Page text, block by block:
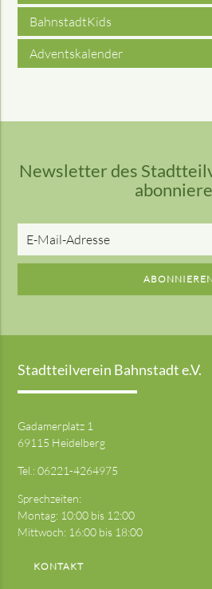
BahnstadtKids
Adventskalender
Newsletter des
Stadtteilverein Bahnstadt e.V.
Gadamerplatz 1
69115 Heidelberg
Tel.:06221-4264975
Sprechzeiten:
Montag: 10:00 bis 12:00
Mittwoch: 16:00 bis 18:00
KONTAKT